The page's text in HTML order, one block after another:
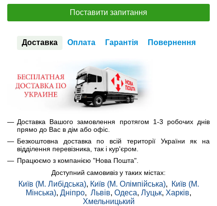
Поставити запитання
Доставка Оплата Гарантія Повернення
Доставка Вашого замовлення протягом 1-3 робочих днів
прямо до Вас в дім або офіс.
Безкоштовна доставка по всій території України як на
відділення перевізника, так і кур'єром.
Працюємо з компанією "Нова Пошта".
Доступний самовивіз у таких містах:
Київ (М. Либідська), Київ (М. Олімпійська),
Київ (М.
Мінська), Дніпро, Львів, Одеса, Луцьк, Харків,
Хмельницький